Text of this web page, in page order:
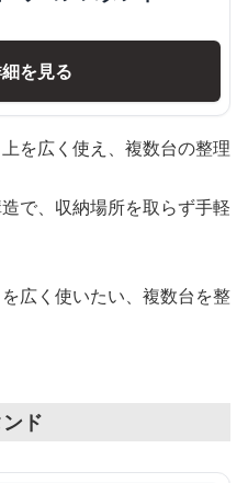
を見る
を広く使え、複数台の整理
で、収納場所を取らず手軽
を広く使いたい、複数台を整
ド